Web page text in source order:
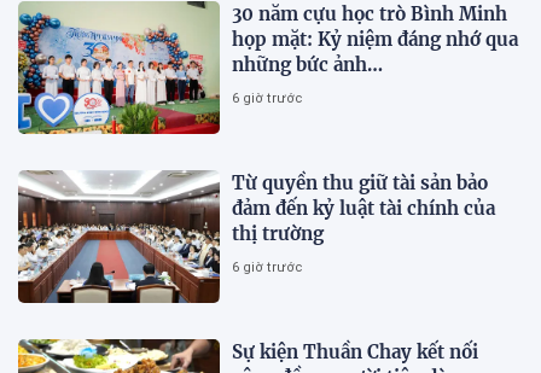
30 năm cựu học trò Bình Minh
họp mặt: Kỷ niệm đáng nhớ qua
những bức ảnh…
6 giờ trước
Từ quyền thu giữ tài sản bảo
đảm đến kỷ luật tài chính của
thị trường
6 giờ trước
Sự kiện Thuần Chay kết nối